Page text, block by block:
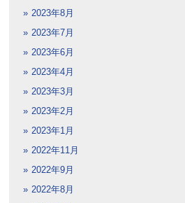
2023年8月
2023年7月
2023年6月
2023年4月
2023年3月
2023年2月
2023年1月
2022年11月
2022年9月
2022年8月